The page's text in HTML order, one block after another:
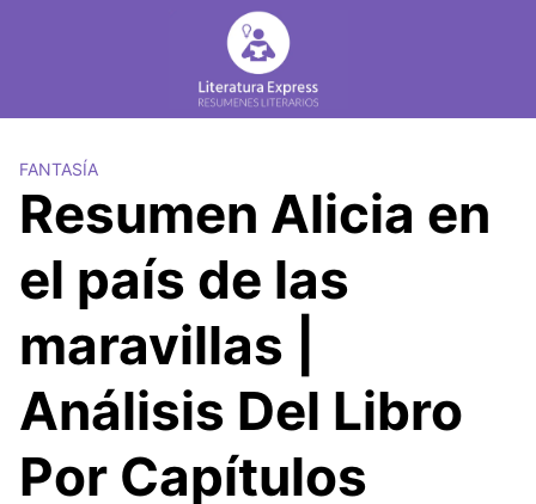
FANTASÍA
Resumen Alicia en
el país de las
maravillas |
Análisis Del Libro
Por Capítulos